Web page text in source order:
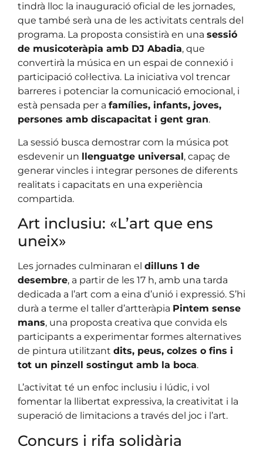
tindrà lloc la inauguració oficial de les jornades,
que també serà una de les activitats centrals del
programa. La proposta consistirà en una sessió
de musicoteràpia amb DJ Abadia, que
convertirà la música en un espai de connexió i
participació col·lectiva. La iniciativa vol trencar
barreres i potenciar la comunicació emocional, i
està pensada per a famílies, infants, joves,
persones amb discapacitat i gent gran.
La sessió busca demostrar com la música pot
esdevenir un llenguatge universal, capaç de
generar vincles i integrar persones de diferents
realitats i capacitats en una experiència
compartida.
Art inclusiu: «L’art que ens
uneix»
Les jornades culminaran el dilluns 1 de
desembre, a partir de les 17 h, amb una tarda
dedicada a l’art com a eina d’unió i expressió. S’hi
durà a terme el taller d’artteràpia Pintem sense
mans, una proposta creativa que convida els
participants a experimentar formes alternatives
de pintura utilitzant dits, peus, colzes o fins i
tot un pinzell sostingut amb la boca.
L’activitat té un enfoc inclusiu i lúdic, i vol
fomentar la llibertat expressiva, la creativitat i la
superació de limitacions a través del joc i l’art.
Concurs i rifa solidària